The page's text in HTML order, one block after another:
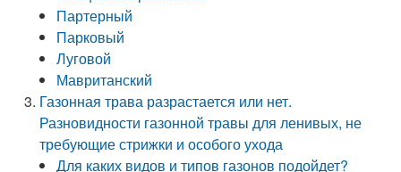
Партерный
Парковый
Луговой
Мавританский
Газонная трава разрастается или нет.
Разновидности газонной травы для ленивых, не
требующие стрижки и особого ухода
Для каких видов и типов газонов подойдет?